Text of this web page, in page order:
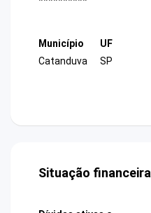
Município
Catanduva
UF
SP
Situação financeira